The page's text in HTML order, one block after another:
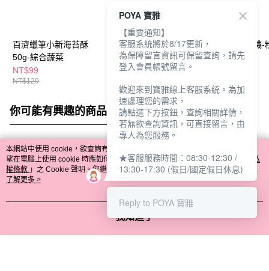
百濟蠟筆小新海苔酥
50g-綜合蔬菜
NT$99
NT$129
京田製菓蠟筆小新造型
餅乾72g-牛奶
NT$75
蠟筆小新直版襪-
款任選
你可能有興趣的商品 全站排行
熱門標籤
本網站中使用 cookie，欲查詢有關本網站使用 cookie 方式之詳情，及若您不希
望在電腦上使用 cookie 時應如何變更電腦的 cookie 設定，請參閱本網站「
隱私
權條款 」之 Cookie 聲明。您繼續使用本網站即表示您同意本公司得按本網站使
用條款之 Cookie 聲明使用 cookie。
了解更多 >
我知道了
POYA 寶雅
【重要通知】
客服系統將於8/17更新，
為保障留言資訊可保留查詢，請先
登入會員帳號留言。
歡迎來到寶雅線上客服系統。為加
速處理您的需求，
請點選下方按鈕，查詢相關詳情，
若無欲查詢資訊，可直接留言，由
專人為您服務。
★客服服務時間：08:30-12:30 /
13:30-17:30 (假日/國定假日休息)
Reply to POYA 寶雅